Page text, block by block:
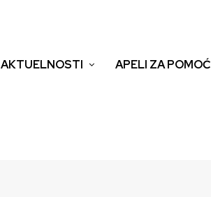
AKTUELNOSTI APELI ZA POMOĆ